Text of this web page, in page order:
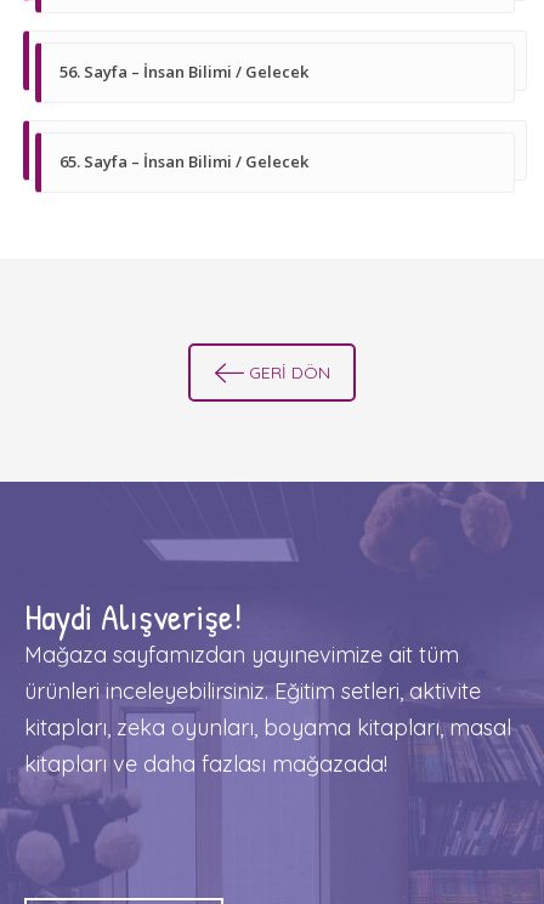
56. Sayfa – İnsan Bilimi / Gelecek
65. Sayfa – İnsan Bilimi / Gelecek
GERİ DÖN
Haydi Alışverişe!
Mağaza sayfamızdan yayınevimize ait tüm
ürünleri inceleyebilirsiniz. Eğitim setleri, aktivite
kitapları, zeka oyunları, boyama kitapları, masal
kitapları ve daha fazlası mağazada!